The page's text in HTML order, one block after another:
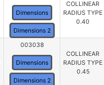
Dimensions
Dimensions 2
COLLINEAR
RADIUS TYPE
0.40
003038
Dimensions
Dimensions 2
COLLINEAR
RADIUS TYPE
0.45